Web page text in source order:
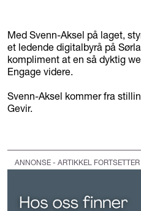
Med Svenn-Aksel på laget,
et ledende digitalbyrå på
kompliment at en så dyktig
Engage videre.
Svenn-Aksel kommer fra
Gevir.
ANNONSE - ARTIKKEL